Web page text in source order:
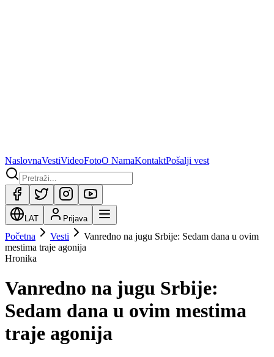
NaslovnaVestiVideoFotoO NamaKontaktPošalji vest
LAT Prijava
Početna Vesti
Vanredno na jugu Srbije: Sedam dana u ovim
mestima traje agonija
Hronika
Vanredno na jugu Srbije:
Sedam dana u ovim mestima
traje agonija